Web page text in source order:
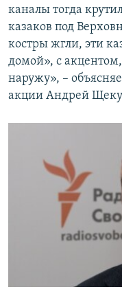
каналы тогда
казаков под
костры жгли, эти
домой», с акцентом,
наружу», –
акции Андрей